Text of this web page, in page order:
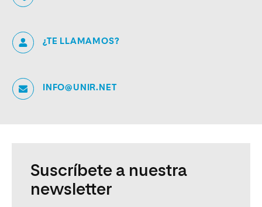
¿TE LLAMAMOS?
INFO@UNIR.NET
Suscríbete a nuestra
newsletter